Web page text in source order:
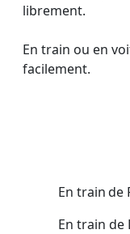
librement.
En train ou en
facilement.
En train de
En train de